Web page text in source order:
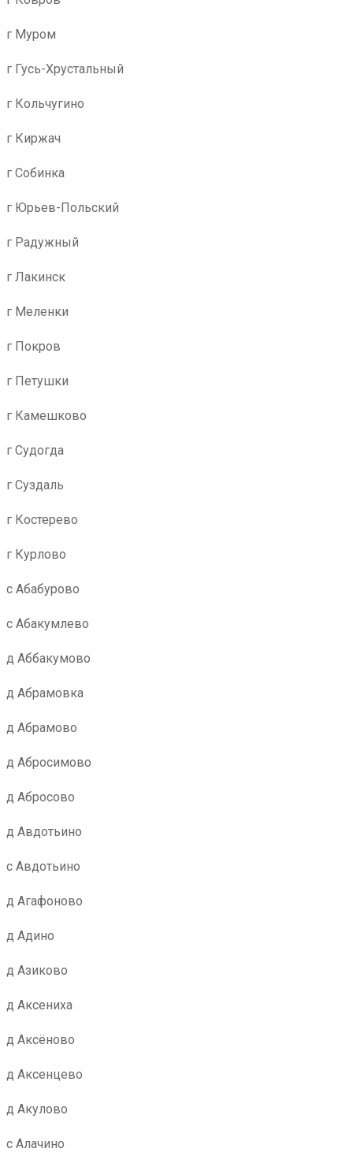
г Муром
г Гусь-Хрустальный
г Кольчугино
г Киржач
г Собинка
г Юрьев-Польский
г Радужный
г Лакинск
г Меленки
г Покров
г Петушки
г Камешково
г Судогда
г Суздаль
г Костерево
г Курлово
с Абабурово
с Абакумлево
д Аббакумово
д Абрамовка
д Абрамово
д Абросимово
д Абросово
д Авдотьино
с Авдотьино
д Агафоново
д Адино
д Азиково
д Аксениха
д Аксёново
д Аксенцево
д Акулово
с Алачино